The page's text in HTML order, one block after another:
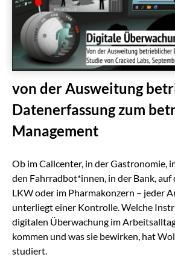
von der Ausweitung
Datenerfassung zum
Management
Ob im Callcenter, in der Gastronomie,
den Fahrradbot*innen, in der Bank, auf
LKW oder im Pharmakonzern – jeder
unterliegt einer Kontrolle. Welche
digitalen Überwachung im
kommen und was sie bewirken, hat
studiert.